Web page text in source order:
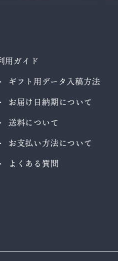
用ガイド
ギフト用データ入稿方法
お届け日納期について
送料について
お支払い方法について
よくある質問